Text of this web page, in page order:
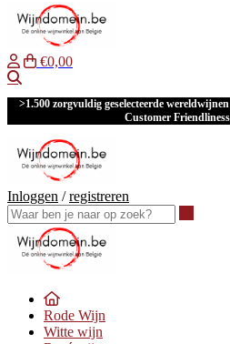
€0,00
>1.500 zorgvuldig geselecteerde
Customer
Inloggen /registreren
Rode Wijn
Witte wijn